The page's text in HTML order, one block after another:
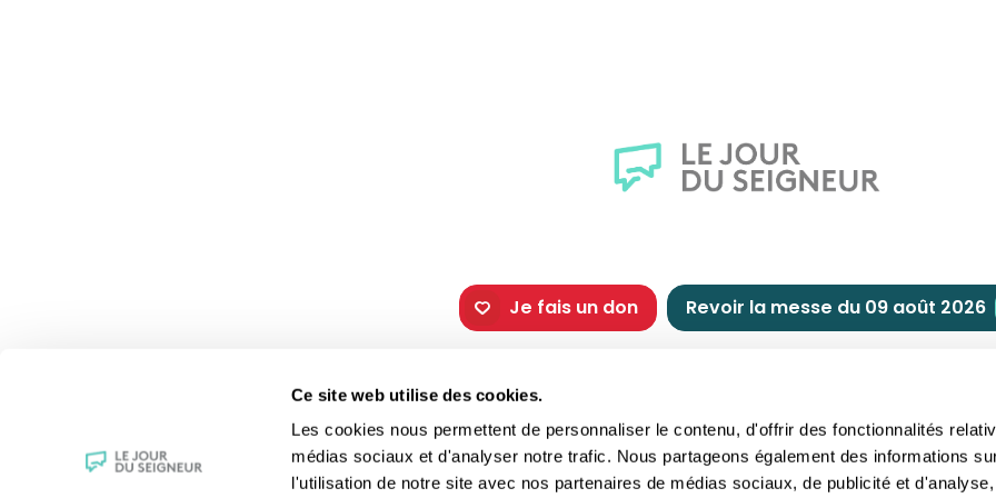
Ce site web utilise des cookies.
Les cookies nous permettent de personnaliser le contenu, d'offrir des fonctionnalités
médias sociaux et d'analyser notre trafic. Nous partageons également des informations
l'utilisation de notre site avec nos partenaires de médias sociaux, de publicité et
Je fais un don Revoir la messe du 09 août 2026
La messe
Magazine Le Jour du Seigneur
Les fêtes chrétiennes
Les saints du jour
La Bible
Comment nous
Faire un don
Réduction d’impôt